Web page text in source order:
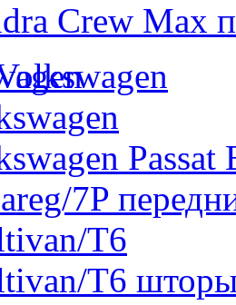
Crew Max
Passat
7P
T6
T6 шторы